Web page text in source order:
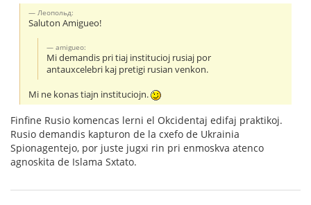
Леопольд:
Saluton Amigueo!
amigueo:
Mi demandis pri tiaj institucioj rusiaj por
antauxcelebri kaj pretigi rusian venkon.
Mi ne konas tiajn instituciojn.
Finfine Rusio komencas lerni el Okcidentaj edifaj praktikoj.
Rusio demandis kapturon de la cxefo de Ukrainia
Spionagentejo, por juste jugxi rin pri enmoskva atenco
agnoskita de Islama Sxtato.